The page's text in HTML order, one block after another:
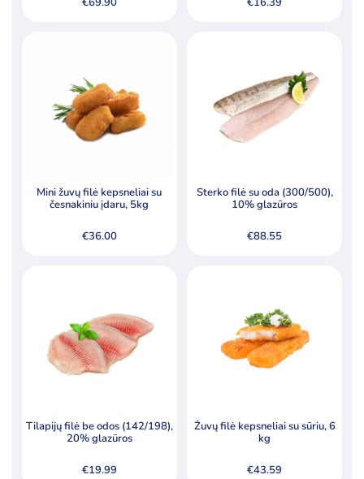
Mini žuvų filė kepsneliai su
česnakiniu įdaru, 5kg
€36.00
Sterko filė su oda (300/500),
10% glazūros
€88.55
Tilapijų filė be odos (142/198),
20% glazūros
€19.99
Žuvų filė kepsneliai su sūriu, 6
kg
€43.59